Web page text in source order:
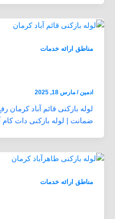
مناطق ارائه خدمات
ادمین/مارس 18, 2025
لوله بازکنی قائم آباد کرمان
ضمانت | لوله بازکنی دات کام
مناطق ارائه خدمات